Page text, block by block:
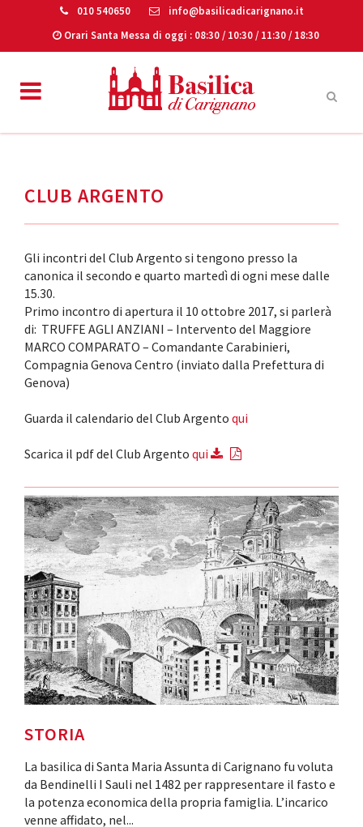
010 540650
info@basilicadicarignano.it
Orari Santa Messa di oggi : 08:30 / 10:30 / 11:30 / 18:30
CLUB ARGENTO
Gli incontri del Club Argento si tengono presso la
canonica il secondo e quarto martedì di ogni mese dalle
15.30.
Primo incontro di apertura il 10 ottobre 2017, si parlerà
di: TRUFFE AGLI ANZIANI – Intervento del Maggiore
MARCO COMPARATO – Comandante Carabinieri,
Compagnia Genova Centro (inviato dalla Prefettura di
Genova)
Guarda il calendario del Club Argento qui
Scarica il pdf del Club Argento qui
STORIA
La basilica di Santa Maria Assunta di Carignano fu voluta
da Bendinelli I Sauli nel 1482 per rappresentare il fasto e
la potenza economica della propria famiglia. L’incarico
venne affidato, nel...